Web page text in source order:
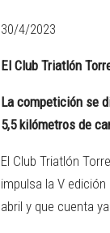
30/4/2023
El Club Triatlón
La competición se
5,5 kilómetros de
El Club Triatlón
impulsa la V
abril y que cuenta